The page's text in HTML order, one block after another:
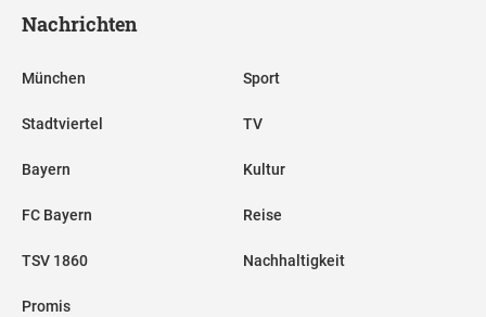
Nachrichten
München
Stadtviertel
Bayern
FC Bayern
TSV 1860
Promis
Sport
TV
Kultur
Reise
Nachhaltigkeit